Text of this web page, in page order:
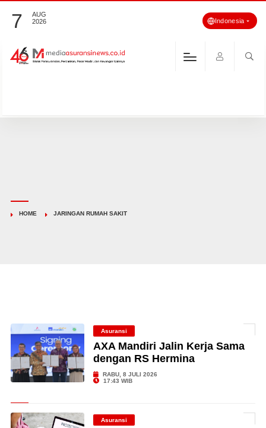
7
AUG
2026
Indonesia
HOME JARINGAN RUMAH SAKIT
Asuransi
AXA Mandiri Jalin Kerja Sama
dengan RS Hermina
RABU, 8 JULI 2026
17:43 WIB
Asuransi